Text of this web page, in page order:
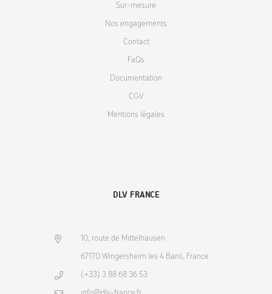
Sur-mesure
Nos engagements
Contact
FaQs
Documentation
CGV
Mentions légales
DLV FRANCE
10, route de Mittelhausen
67170 Wingersheim les 4 Bans, France
(+33) 3 88 68 36 53